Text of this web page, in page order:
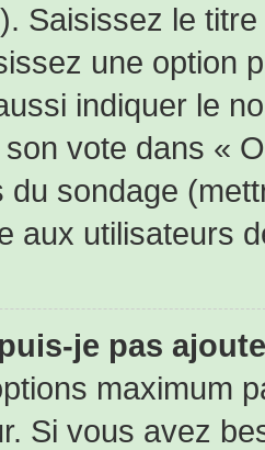
Saisissez le
une option
indiquer le
vote dans «
du sondage
aux utilisateurs
je pas
maximum
Si vous avez